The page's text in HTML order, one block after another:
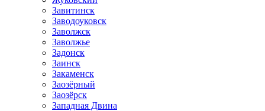
Завитинск
Заводоуковск
Заволжск
Заволжье
Задонск
Заинск
Закаменск
Заозёрный
Заозёрск
Западная Двина